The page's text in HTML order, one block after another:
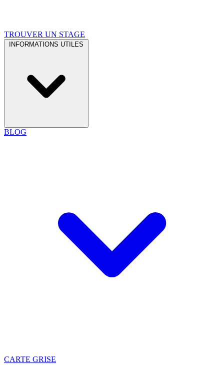
TROUVER UN STAGE
INFORMATIONS UTILES
BLOG
CARTE GRISE